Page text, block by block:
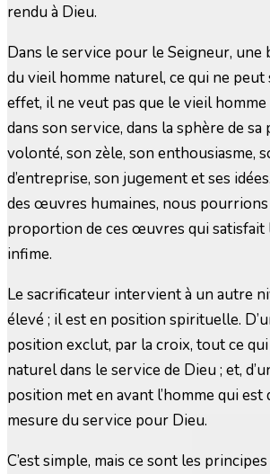
rendu à Dieu.
Dans le service pour le Seigneur,
du vieil homme naturel, ce qui ne peut
effet, il ne veut pas que le vieil
dans son service, dans la sphère de sa
volonté, son zèle, son enthousiasme,
d’entreprise, son jugement et ses
des œuvres humaines, nous
proportion de ces œuvres qui satisfait
infime.
Le sacrificateur intervient à un autre
élevé ; il est en position spirituelle.
position exclut, par la croix, tout ce qui
naturel dans le service de Dieu ; et,
position met en avant l’homme qui est
mesure du service pour Dieu.
C’est simple, mais ce sont les